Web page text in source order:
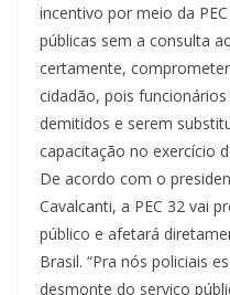
incentivo por meio da
públicas sem a consulta
certamente,
cidadão, pois
demitidos e serem
capacitação no exercício
De acordo com o
Cavalcanti, a PEC 32 vai
público e afetará
Brasil. “Pra nós policiais
desmonte do serviço